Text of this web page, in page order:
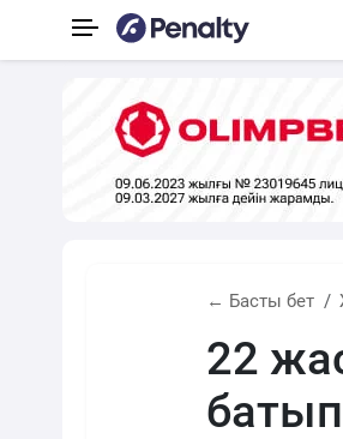
← Басты бет
22
батып